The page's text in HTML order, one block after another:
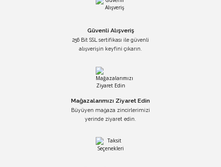
Güvenli Alışveriş
256 Bit SSL sertifikası ile güvenli
alışverişin keyfini çıkarın.
Mağazalarımızı Ziyaret Edin
Büyüyen mağaza zincirlerimizi
yerinde ziyaret edin.